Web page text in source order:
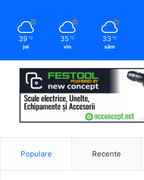
39 ℃
joi
35 ℃
vin
33 ℃
sâm
Populare Recente